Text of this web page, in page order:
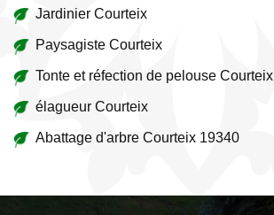
Jardinier Courteix
Paysagiste Courteix
Tonte et réfection de pelouse Courteix
élagueur Courteix
Abattage d'arbre Courteix 19340